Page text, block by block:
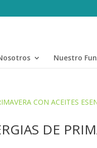
Nuestro
DE